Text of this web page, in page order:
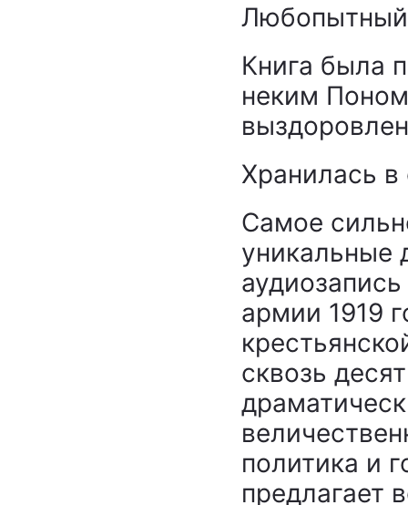
Любопытный
Книга была
неким
Хранилась
Самое
уникальные
армии 1919
сквозь
политика и
предлагает